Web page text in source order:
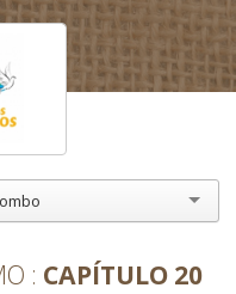
CAPÍTULO 20